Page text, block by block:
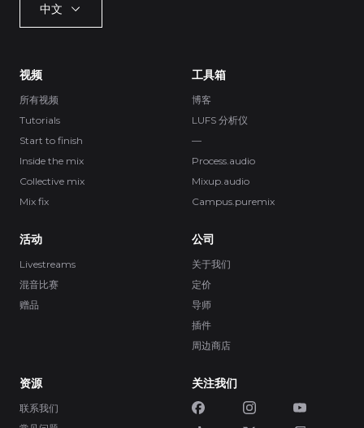
中文
视频
所有视频
Tutorials
Start to finish
Inside the mix
Collective mix
Mix fix
工具箱
博客
LUFS 分析仪
—
Process.audio
Mixup.audio
Campus.puremix
活动
Livestreams
混音比赛
赠品
公司
关于我们
定价
导师
插件
周边商店
资源
联系我们
关注我们